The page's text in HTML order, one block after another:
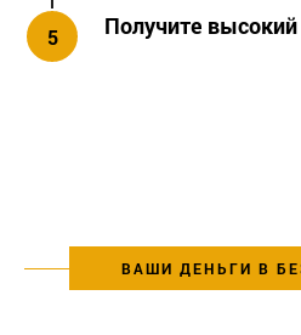
5 Получите высокий
ВАШИ ДЕНЬГИ В